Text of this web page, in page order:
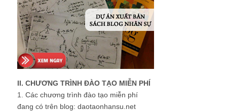
II. CHƯƠNG TRÌNH ĐÀO TẠO MIỄN PHÍ
1. Các chương trình đào tạo miễn phí
đang có trên blog: daotaonhansu.net